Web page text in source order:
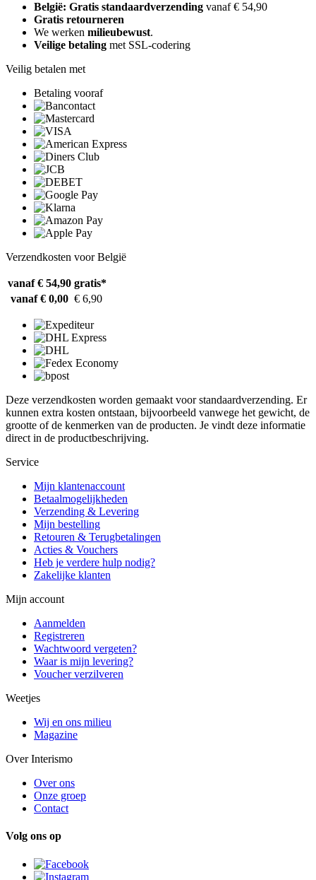
België: Gratis standaardverzending vanaf € 54,90
Gratis retourneren
We werken milieubewust.
Veilige betaling met SSL-codering
Veilig betalen met
Betaling vooraf
Verzendkosten voor België
vanaf € 54,90 gratis*
vanaf € 0,00 € 6,90
Deze verzendkosten worden gemaakt voor standaardverzending. Er
kunnen extra kosten ontstaan, bijvoorbeeld vanwege het gewicht, de
grootte of de kenmerken van de producten. Je vindt deze informatie
direct in de productbeschrijving.
Service
Mijn klantenaccount
Betaalmogelijkheden
Verzending & Levering
Mijn bestelling
Retouren & Terugbetalingen
Acties & Vouchers
Heb je verdere hulp nodig?
Zakelijke klanten
Mijn account
Aanmelden
Registreren
Wachtwoord vergeten?
Waar is mijn levering?
Voucher verzilveren
Weetjes
Wij en ons milieu
Magazine
Over Interismo
Over ons
Onze groep
Contact
Volg ons op